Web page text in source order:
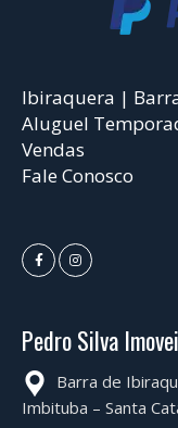
Ibiraquera |
Aluguel
Vendas
Fale Conosco
Pedro Silva
Barra de
Imbituba – Santa